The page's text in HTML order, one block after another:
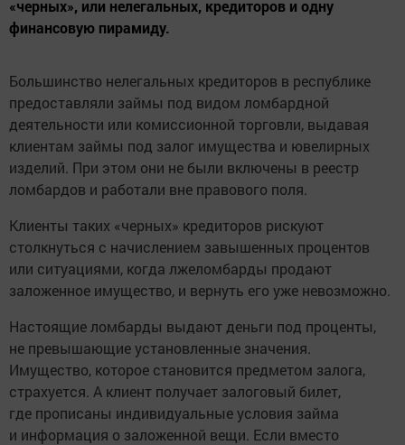
«черных», или нелегальных, кредиторов и одну
финансовую пирамиду.
Большинство нелегальных кредиторов в республике
предоставляли займы под видом ломбардной
деятельности или комиссионной торговли, выдавая
клиентам займы под залог имущества и ювелирных
изделий. При этом они не были включены в реестр
ломбардов и работали вне правового поля.
Клиенты таких «черных» кредиторов рискуют
столкнуться с начислением завышенных процентов
или ситуациями, когда лжеломбарды продают
заложенное имущество, и вернуть его уже невозможно.
Настоящие ломбарды выдают деньги под проценты,
не превышающие установленные значения.
Имущество, которое становится предметом залога,
страхуется. А клиент получает залоговый билет,
где прописаны индивидуальные условия займа
и информация о заложенной вещи. Если вместо